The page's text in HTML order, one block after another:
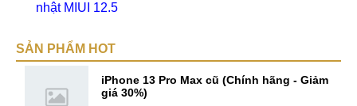
nhật MIUI 12.5
SẢN PHẨM HOT
iPhone 13 Pro Max cũ (Chính hãng - Giảm
giá 30%)